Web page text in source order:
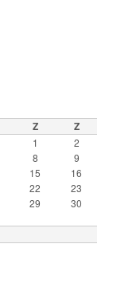
Z Z
1
2
8
9
15
16
22
23
29
30